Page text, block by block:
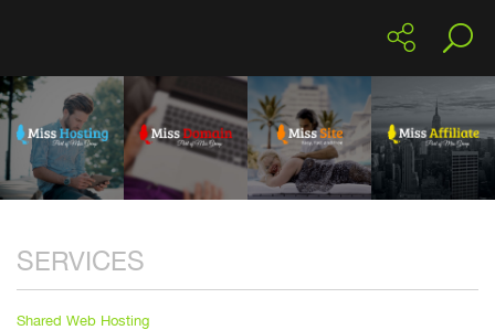
SERVICES
Shared Web Hosting